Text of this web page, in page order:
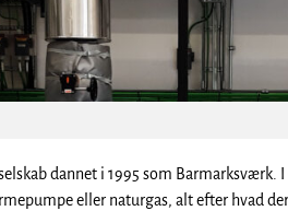
dannet i 1995 som Barmarksværk.
eller naturgas, alt efter hvad